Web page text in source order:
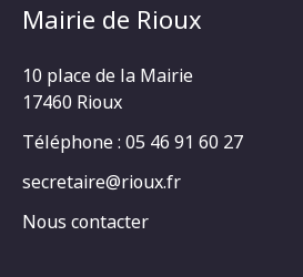
Mairie de Rioux
10 place de la Mairie
17460 Rioux
Téléphone : 05 46 91 60 27
secretaire@rioux.fr
Nous contacter